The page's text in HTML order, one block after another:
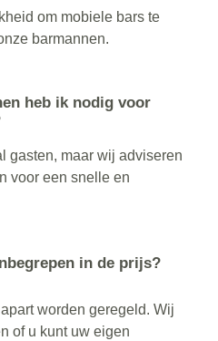
om mobiele bars te
barmannen.
heb ik nodig voor
gasten, maar wij adviseren
voor een snelle en
in de prijs?
worden geregeld. Wij
of u kunt uw eigen